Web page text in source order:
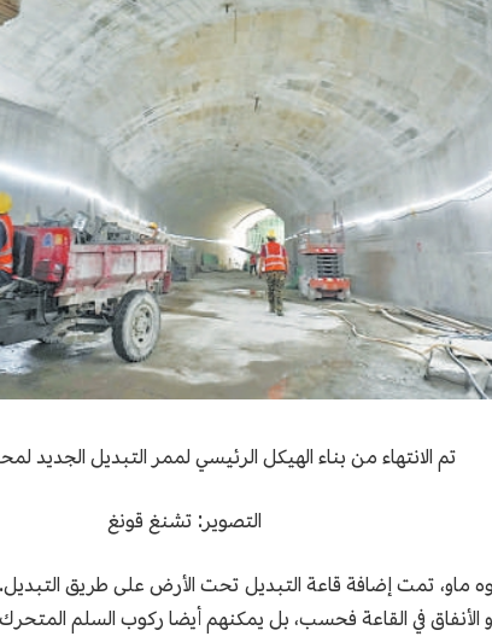
تم الانتهاء من بناء الهيكل الرئيسي لممر التبديل الجديد
التصوير: تشنغ قونغ
تمت إضافة قاعة التبديل تحت الأرض على طريق التبديل.
الأنفاق في القاعة فحسب، بل يمكنهم أيضا ركوب السلم